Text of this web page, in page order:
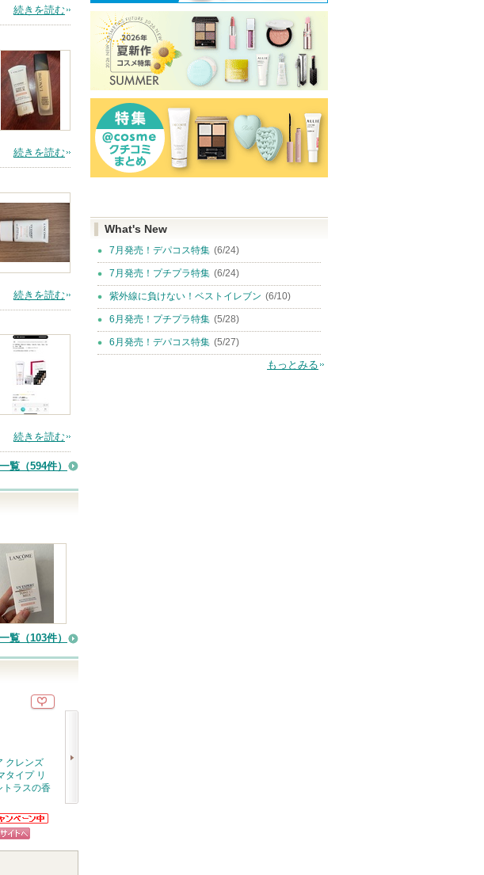
続きを読む
続きを読む
続きを読む
続きを読む
覧 （594件）
覧（103件）
クレンズ
タイプ リ
トラスの香
アからの
せがあり
ピン
ジェノプティクス インフ
SK-II
What's New
7月発売！デパコス特集 (6/24)
7月発売！プチプラ特集 (6/24)
紫外線に負けない！ベストイレブン (6/10)
6月発売！プチプラ特集 (5/28)
6月発売！デパコス特集 (5/27)
もっとみる